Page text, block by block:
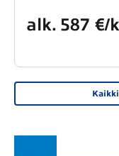
alk.587 €/